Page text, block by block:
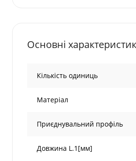
Основні
Кількість одиниць
Матеріал
Приєднувальний профіль
Довжина L.1[мм]